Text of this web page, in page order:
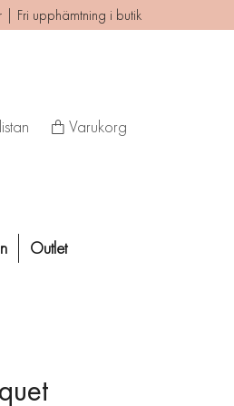
Fri upphämtning i butik
Varukorg
Outlet